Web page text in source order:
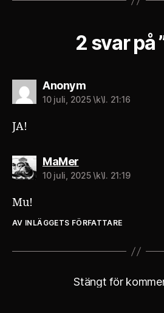
2 svar på
Anonymsäger:
10 juli, 2025 \k\l. 21:16
JA!
MaMersäger:
10 juli, 2025 \k\l. 21:19
Mu!
AV INLÄGGETS FÖRFATTARE
Stängt för